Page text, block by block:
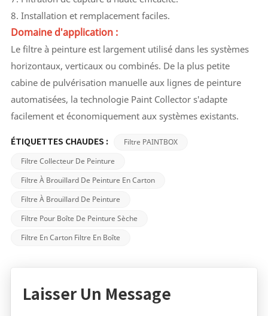
8. Installation et remplacement faciles.
Domaine d'application :
Le filtre à peinture est largement utilisé dans les systèmes
horizontaux, verticaux ou combinés. De la plus petite
cabine de pulvérisation manuelle aux lignes de peinture
automatisées, la technologie Paint Collector s'adapte
facilement et économiquement aux systèmes existants.
ÉTIQUETTES CHAUDES :
Filtre PAINTBOX
Filtre Collecteur De Peinture
Filtre À Brouillard De Peinture En Carton
Filtre À Brouillard De Peinture
Filtre Pour Boîte De Peinture Sèche
Filtre En Carton Filtre En Boîte
Laisser Un Message